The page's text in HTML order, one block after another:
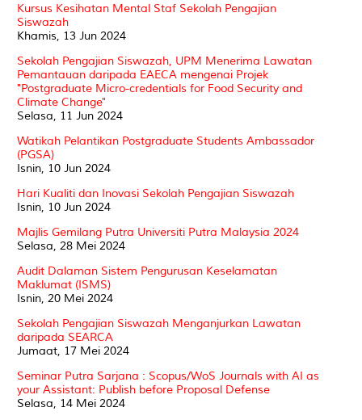
Kursus Kesihatan Mental Staf Sekolah Pengajian
Siswazah
Khamis, 13 Jun 2024
Sekolah Pengajian Siswazah, UPM Menerima Lawatan
Pemantauan daripada EAECA mengenai Projek
"Postgraduate Micro-credentials for Food Security and
Climate Change"
Selasa, 11 Jun 2024
Watikah Pelantikan Postgraduate Students Ambassador
(PGSA)
Isnin, 10 Jun 2024
Hari Kualiti dan Inovasi Sekolah Pengajian Siswazah
Isnin, 10 Jun 2024
Majlis Gemilang Putra Universiti Putra Malaysia 2024
Selasa, 28 Mei 2024
Audit Dalaman Sistem Pengurusan Keselamatan
Maklumat (ISMS)
Isnin, 20 Mei 2024
Sekolah Pengajian Siswazah Menganjurkan Lawatan
daripada SEARCA
Jumaat, 17 Mei 2024
Seminar Putra Sarjana : Scopus/WoS Journals with AI as
your Assistant: Publish before Proposal Defense
Selasa, 14 Mei 2024